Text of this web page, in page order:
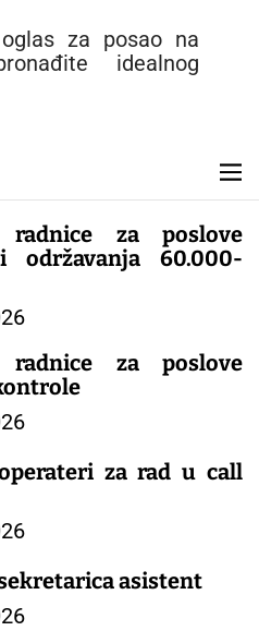
za posao na
idealnog
M
e
n
u
radnice za poslove
održavanja 60.000-
radnice za poslove
za rad u call
asistent